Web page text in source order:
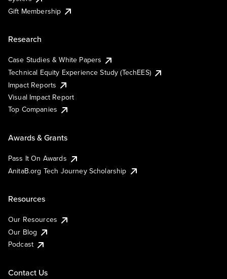
Gift Membership
Research
Case Studies & White Papers
Technical Equity Experience Study (TechEES)
Impact Reports
Visual Impact Report
Top Companies
Awards & Grants
Pass It On Awards
AnitaB.org Tech Journey Scholarship
Resources
Our Resources
Our Blog
Podcast
Contact Us